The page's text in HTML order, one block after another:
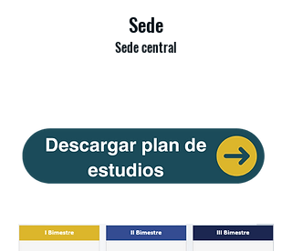
Sede
Sede central